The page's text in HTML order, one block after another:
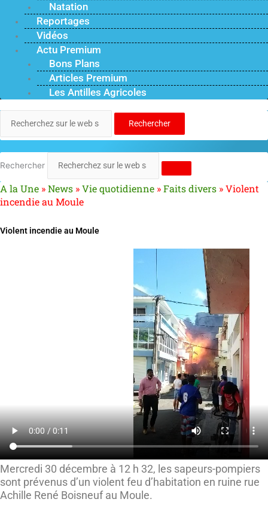
Natation
Reportages
Vidéos
Actu Premium
Bons Plans
Articles Premium
Les Antilles Agricoles
Rechercher
Rechercher
A la Une »News »Vie quotidienne »Faits divers »Violent
incendie au Moule
Violent incendie au Moule
Mercredi 30 décembre à 12 h 32, les sapeurs-pompiers
sont prévenus d’un violent feu d’habitation en ruine rue
Achille René Boisneuf au Moule.